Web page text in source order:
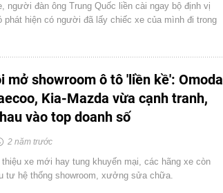
người đàn ông Trung Quốc liền cài ngay bộ định vị
phát hiện có người đã lấy chiếc xe của mình đi trong
mở showroom ô tô 'liền kề': Omoda
Kia-Mazda vừa cạnh tranh,
vào top doanh số
2 năm trước
xe mới hay tung khuyến mại, các hãng xe còn
tư hệ thống showroom, xưởng sửa chữa.